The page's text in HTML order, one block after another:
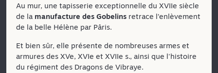
Au mur, une tapisserie exceptionnelle du XVIIe siècle
de la manufacture des Gobelinsretrace l’enlèvement
de la belle Hélène par Pâris.
Et bien sûr, elle présente de nombreuses armes et
armures des XVe, XVIe et XVIIe s., ainsi que l'histoire
du régiment des Dragons de Vibraye.